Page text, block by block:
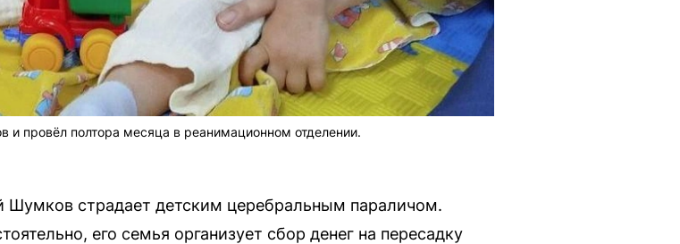
провёл полтора месяца в реанимационном отделении.
Шумков страдает детским церебральным параличом.
его семья организует сбор денег на пересадку